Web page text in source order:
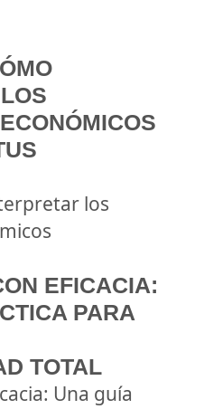
los
EFICACIA:
PARA
TOTAL
Una guía